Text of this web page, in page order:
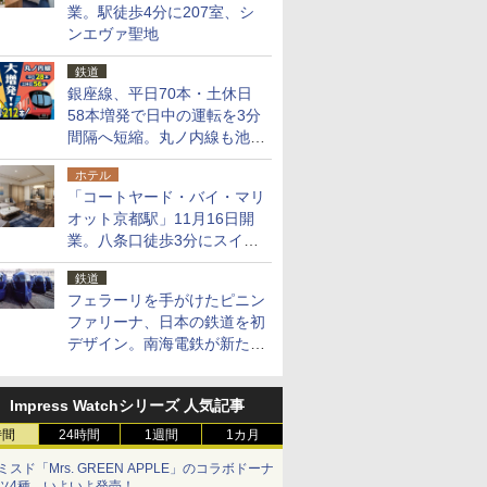
業。駅徒歩4分に207室、シ
ンエヴァ聖地
鉄道
銀座線、平日70本・土休日
58本増発で日中の運転を3分
間隔へ短縮。丸ノ内線も池袋
～中野坂上を4分間隔に
ホテル
「コートヤード・バイ・マリ
オット京都駅」11月16日開
業。八条口徒歩3分にスイー
ト含む全270室、ダイニング
も併設
鉄道
フェラーリを手がけたピニン
ファリーナ、日本の鉄道を初
デザイン。南海電鉄が新たな
導入
Impress Watchシリーズ 人気記事
24時間 1週間 1カ月
スド「Mrs. GREEN APPLE」のコラボドーナ